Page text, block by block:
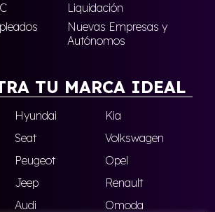
Liquidación
Nuevas Empresas y
Autónomos
TU MARCA IDEAL
Hyundai
Kia
Seat
Volkswagen
Peugeot
Opel
Jeep
Renault
Audi
Omoda